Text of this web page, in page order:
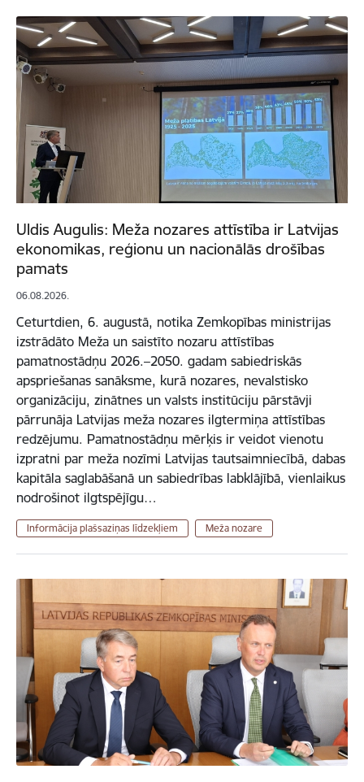
Uldis Augulis: Meža nozares attīstība ir Latvijas
ekonomikas, reģionu un nacionālās drošības
pamats
06.08.2026.
Ceturtdien, 6. augustā, notika Zemkopības ministrijas
izstrādāto Meža un saistīto nozaru attīstības
pamatnostādņu 2026.–2050. gadam sabiedriskās
apspriešanas sanāksme, kurā nozares, nevalstisko
organizāciju, zinātnes un valsts institūciju pārstāvji
pārrunāja Latvijas meža nozares ilgtermiņa attīstības
redzējumu. Pamatnostādņu mērķis ir veidot vienotu
izpratni par meža nozīmi Latvijas tautsaimniecībā, dabas
kapitāla saglabāšanā un sabiedrības labklājībā, vienlaikus
nodrošinot ilgtspējīgu…
Informācija plašsaziņas līdzekļiem Meža nozare